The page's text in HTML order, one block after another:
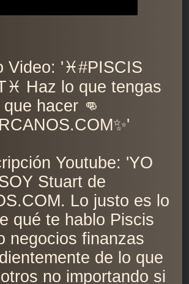
Video: '♓️#PISCIS
Haz lo que tengas
que hacer 👊
Youtube: 'YO
Stuart de
Lo justo es lo
qué te hablo Piscis
negocios finanzas
de lo que
no importando si